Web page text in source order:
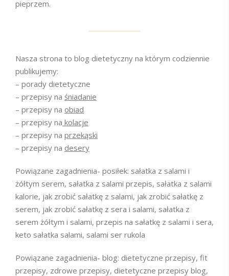
pieprzem.
Nasza strona to blog dietetyczny na którym codziennie
publikujemy:
– porady dietetyczne
– przepisy na śniadanie
– przepisy na obiad
– przepisy na kolacje
– przepisy na przekąski
– przepisy na desery
Powiązane zagadnienia- posiłek: sałatka z salami i
żółtym serem, sałatka z salami przepis, sałatka z salami
kalorie, jak zrobić sałatkę z salami, jak zrobić sałatkę z
serem, jak zrobić sałatkę z sera i salami, sałatka z
serem żółtym i salami, przepis na sałatkę z salami i sera,
keto sałatka salami, salami ser rukola
Powiązane zagadnienia- blog: dietetyczne przepisy, fit
przepisy, zdrowe przepisy, dietetyczne przepisy blog,